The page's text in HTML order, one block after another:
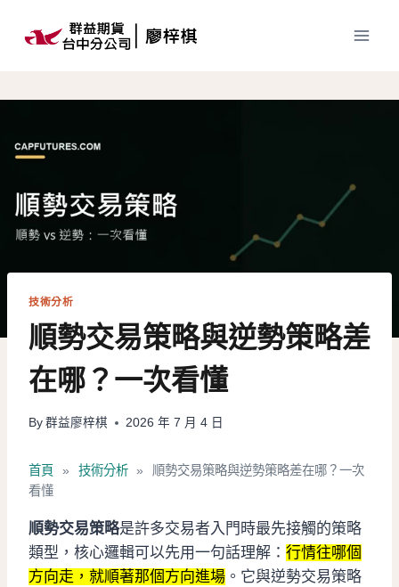
技術分析
順勢交易策略與逆勢策略差
在哪？一次看懂
By 群益廖梓棋 2026 年 7 月 4 日
首頁 » 技術分析 »
順勢交易策略與逆勢策略差在哪？一次
看懂
順勢交易策略是許多交易者入門時最先接觸的策略
類型，核心邏輯可以先用一句話理解： 行情往哪個
方向走，就順著那個方向進場 。它與逆勢交易策略